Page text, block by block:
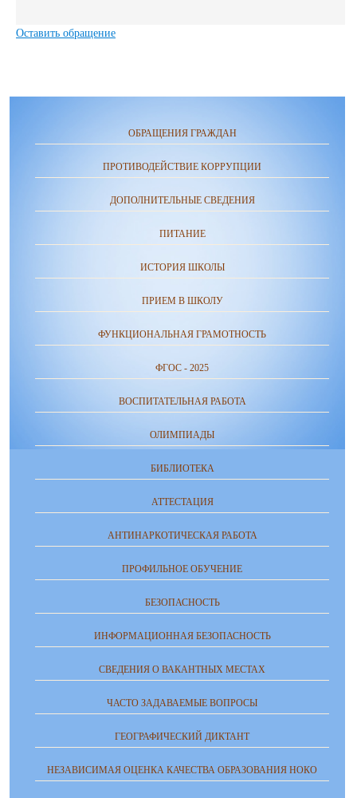
Оставить обращение
ОБРАЩЕНИЯ ГРАЖДАН
ПРОТИВОДЕЙСТВИЕ КОРРУПЦИИ
ДОПОЛНИТЕЛЬНЫЕ СВЕДЕНИЯ
ПИТАНИЕ
ИСТОРИЯ ШКОЛЫ
ПРИЕМ В ШКОЛУ
ФУНКЦИОНАЛЬНАЯ ГРАМОТНОСТЬ
ФГОС - 2025
ВОСПИТАТЕЛЬНАЯ РАБОТА
ОЛИМПИАДЫ
БИБЛИОТЕКА
АТТЕСТАЦИЯ
АНТИНАРКОТИЧЕСКАЯ РАБОТА
ПРОФИЛЬНОЕ ОБУЧЕНИЕ
БЕЗОПАСНОСТЬ
ИНФОРМАЦИОННАЯ БЕЗОПАСНОСТЬ
СВЕДЕНИЯ О ВАКАНТНЫХ МЕСТАХ
ЧАСТО ЗАДАВАЕМЫЕ ВОПРОСЫ
ГЕОГРАФИЧЕСКИЙ ДИКТАНТ
НЕЗАВИСИМАЯ ОЦЕНКА КАЧЕСТВА ОБРАЗОВАНИЯ НОКО